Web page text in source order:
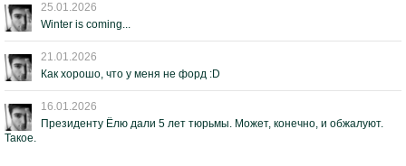
25.01.2026
Winter is coming...
21.01.2026
Как хорошо, что у меня не форд :D
16.01.2026
Президенту Ёлю дали 5 лет тюрьмы. Может, конечно, и обжалуют.
Такое.